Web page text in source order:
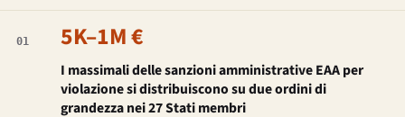
01 5K–1M €
I massimali delle sanzioni amministrative EAA per
violazione si distribuiscono su due ordini di
grandezza nei 27 Stati membri